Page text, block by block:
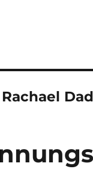
Rachael